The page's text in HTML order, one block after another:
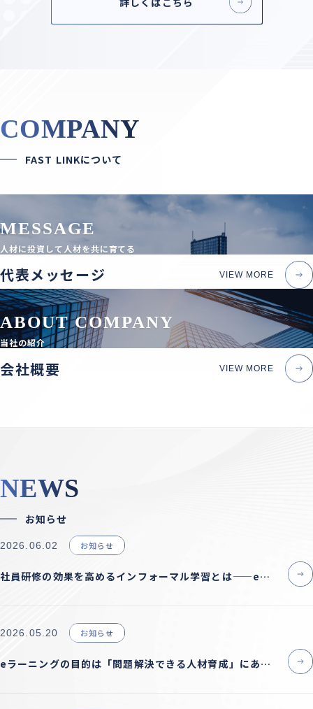
COMPANY
FAST LINKについて
MESSAGE
人材に投資して 人材を共に育てる
代表メッセージ VIEW MORE
ABOUT COMPANY
当社の紹介
会社概要 VIEW MORE
NEWS
お知らせ
2026.06.02 お知らせ
社員研修の効果を高めるインフォーマル学習とは——eラー
2026.05.20 お知らせ
eラーニングの目的は「問題解決できる人材育成」にある